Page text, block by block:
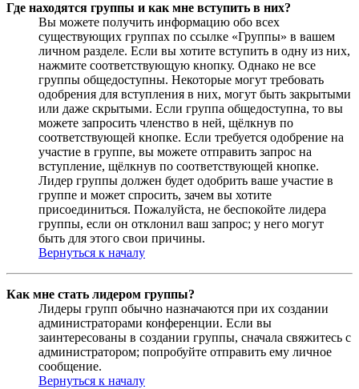
Где находятся группы и как мне вступить в них?
Вы можете получить информацию обо всех
существующих группах по ссылке «Группы» в вашем
личном разделе. Если вы хотите вступить в одну из них,
нажмите соответствующую кнопку. Однако не все
группы общедоступны. Некоторые могут требовать
одобрения для вступления в них, могут быть закрытыми
или даже скрытыми. Если группа общедоступна, то вы
можете запросить членство в ней, щёлкнув по
соответствующей кнопке. Если требуется одобрение на
участие в группе, вы можете отправить запрос на
вступление, щёлкнув по соответствующей кнопке.
Лидер группы должен будет одобрить ваше участие в
группе и может спросить, зачем вы хотите
присоединиться. Пожалуйста, не беспокойте лидера
группы, если он отклонил ваш запрос; у него могут
быть для этого свои причины.
Вернуться к началу
Как мне стать лидером группы?
Лидеры групп обычно назначаются при их создании
администраторами конференции. Если вы
заинтересованы в создании группы, сначала свяжитесь с
администратором; попробуйте отправить ему личное
сообщение.
Вернуться к началу